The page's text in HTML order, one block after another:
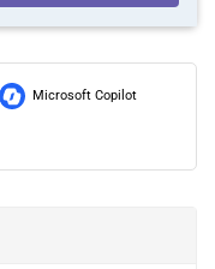
Microsoft Copilot